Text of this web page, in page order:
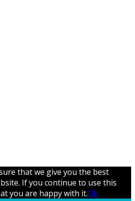
that we give you the best
If you continue to use this
you are happy with it.Ok